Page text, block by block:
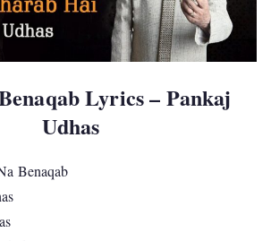
Lyrics – Pankaj
Udhas
Benaqab